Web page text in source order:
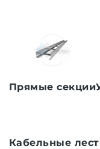
Прямые секции
Кабельные